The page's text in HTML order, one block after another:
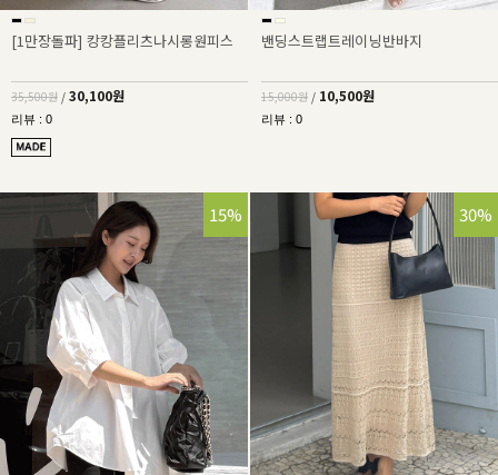
[1만장돌파] 캉캉플리츠나시롱원피스
35,500원 / 30,100원
리뷰 : 0
밴딩스트랩트레이닝반바지
15,000원 / 10,500원
리뷰 : 0
15% 30%